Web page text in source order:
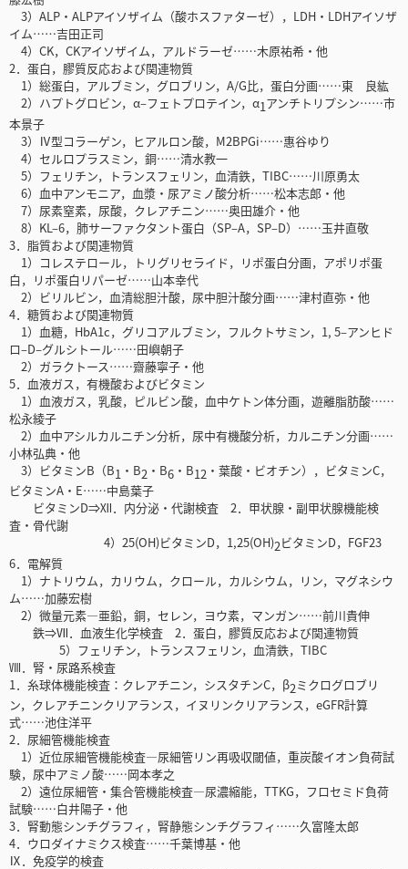
3）ALP・ALPアイソザイム（酸ホスファターゼ），LDH・LDHアイソザ
イム……吉田正司
4）CK，CKアイソザイム，アルドラーゼ……木原祐希・他
2．蛋白，膠質反応および関連物質
1）総蛋白，アルブミン，グロブリン，A/G比，蛋白分画……東 良紘
2）ハプトグロビン，α‒フェトプロテイン，α1アンチトリプシン……市
本景子
3）Ⅳ型コラーゲン，ヒアルロン酸，M2BPGi……惠谷ゆり
4）セルロプラスミン，銅……清水教一
5）フェリチン，トランスフェリン，血清鉄，TIBC……川原勇太
6）血中アンモニア，血漿・尿アミノ酸分析……松本志郎・他
7）尿素窒素，尿酸，クレアチニン……奥田雄介・他
8）KL‒6，肺サーファクタント蛋白（SP‒A，SP‒D）……玉井直敬
3．脂質および関連物質
1）コレステロール，トリグリセライド，リポ蛋白分画，アポリポ蛋
白，リポ蛋白リパーゼ……山本幸代
2）ビリルビン，血清総胆汁酸，尿中胆汁酸分画……津村直弥・他
4．糖質および関連物質
1）血糖，HbA1c，グリコアルブミン，フルクトサミン，1, 5‒アンヒド
ロ‒D‒グルシトール……田嶼朝子
2）ガラクトース……齋藤寧子・他
5．血液ガス，有機酸およびビタミン
1）血液ガス，乳酸，ピルビン酸，血中ケトン体分画，遊離脂肪酸……
松永綾子
2）血中アシルカルニチン分析，尿中有機酸分析，カルニチン分画……
小林弘典・他
3）ビタミンB（B1 ・B2 ・B6 ・B12 ・葉酸・ビオチン），ビタミンC，
ビタミンA・E……中島葉子
ビタミンD⇒Ⅻ．内分泌・代謝検査 2．甲状腺・副甲状腺機能検
査・骨代謝
4）25(OH)ビタミンD，1,25(OH)2ビタミンD，FGF23
6．電解質
1）ナトリウム，カリウム，クロール，カルシウム，リン，マグネシウ
ム……加藤宏樹
2）微量元素―亜鉛，銅，セレン，ヨウ素，マンガン……前川貴伸
鉄⇒Ⅶ．血液生化学検査 2．蛋白，膠質反応および関連物質
5）フェリチン，トランスフェリン，血清鉄，TIBC
Ⅷ．腎・尿路系検査
1．糸球体機能検査：クレアチニン，シスタチンC，β2ミクログロブリ
ン，クレアチニンクリアランス，イヌリンクリアランス，eGFR計算
式……池住洋平
2．尿細管機能検査
1）近位尿細管機能検査―尿細管リン再吸収閾値，重炭酸イオン負荷試
験，尿中アミノ酸……岡本孝之
2）遠位尿細管・集合管機能検査―尿濃縮能，TTKG，フロセミド負荷
試験……白井陽子・他
3．腎動態シンチグラフィ，腎静態シンチグラフィ……久富隆太郎
4．ウロダイナミクス検査……千葉博基・他
Ⅸ．免疫学的検査